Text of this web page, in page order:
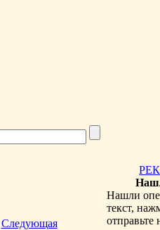
Следующая
Нашли
текст,
отправьте